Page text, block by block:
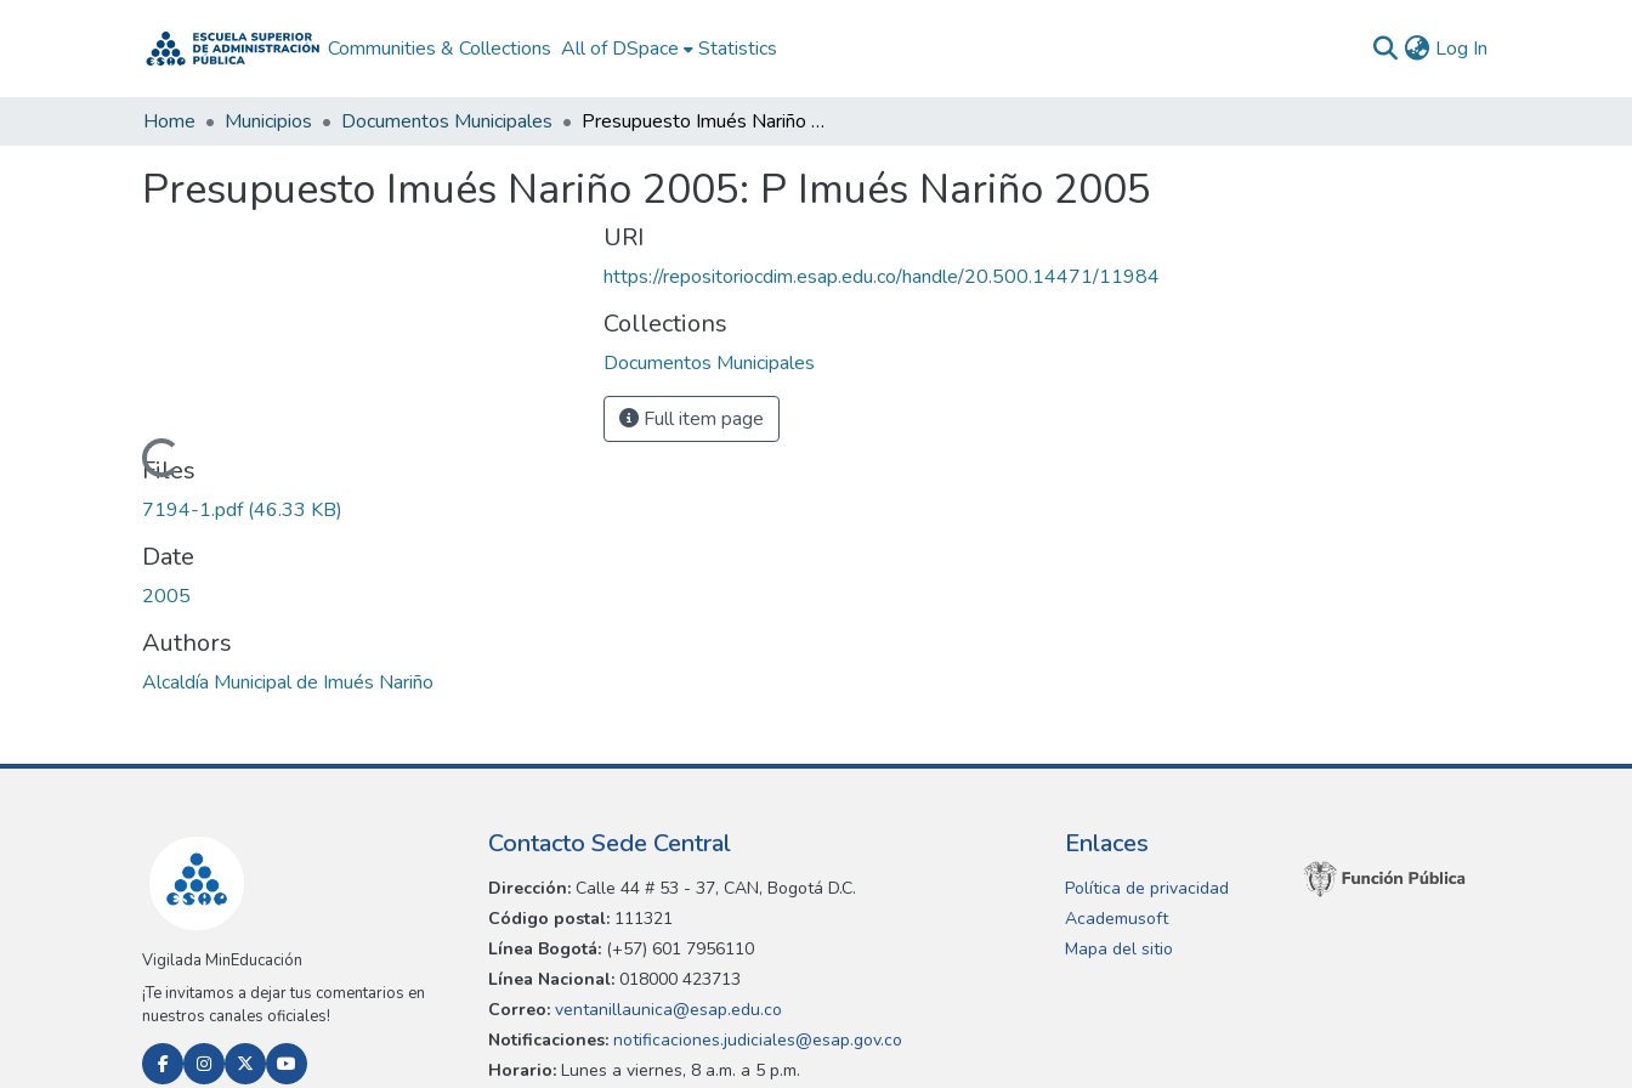
Communities & Collections All of DSpace Statistics Log In
Home Municipios Documentos Municipales Presupuesto Imués Nariño 2005: P Imués Nariño 2005
Presupuesto Imués Nariño 2005: P Imués Nariño 2005
Loading...
Files
7194-1.pdf(46.33 KB)
Date
2005
Authors
Alcaldía Municipal de Imués Nariño
URI
https://repositoriocdim.esap.edu.co/handle/20.500.14471/11984
Collections
Documentos Municipales
Full item page
Vigilada MinEducación
¡Te invitamos a dejar tus comentarios en
nuestros canales oficiales!
Contacto Sede Central
Dirección: Calle 44 # 53 - 37, CAN, Bogotá D.C.
Código postal: 111321
Línea Bogotá: (+57) 601 7956110
Línea Nacional: 018000 423713
Correo: ventanillaunica@esap.edu.co
Notificaciones: notificaciones.judiciales@esap.gov.co
Horario: Lunes a viernes, 8 a.m. a 5 p.m.
Enlaces
Política de privacidad
Academusoft
Mapa del sitio